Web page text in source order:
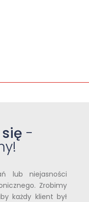
-
lub niejasności
Zrobimy
każdy klient był